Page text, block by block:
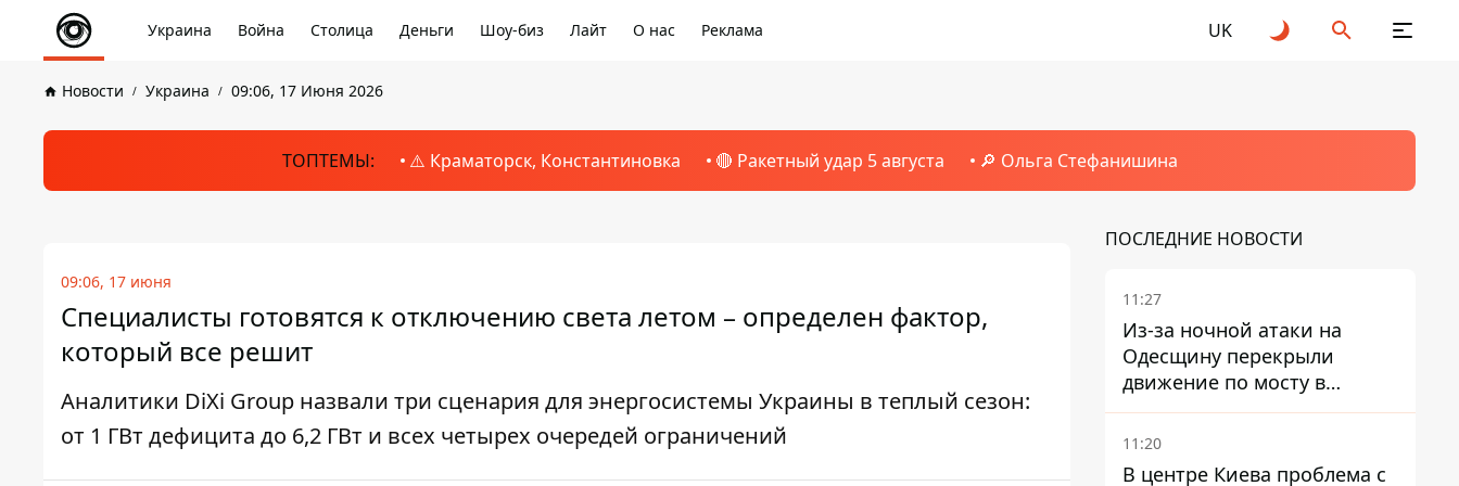
Украина Война Столица Деньги Шоу-биз Лайт О нас Реклама UK
Новости Украина 09:06, 17 Июня 2026
ТОПТЕМЫ: ⚠️ Краматорск, Константиновка 🔴 Ракетный удар 5 августа 🔎 Ольга Стефанишина
09:06, 17 июня
Специалисты готовятся к отключению света летом – определен фактор,
который все решит
Аналитики DiXi Group назвали три сценария для энергосистемы Украины в теплый сезон:
от 1 ГВт дефицита до 6,2 ГВт и всех четырех очередей ограничений
ПОСЛЕДНИЕ НОВОСТИ
11:27
Из-за ночной атаки на
Одесщину перекрыли
движение по мосту в
Маяках - подробности от
ГНСУ
11:20
В центре Киева проблема с